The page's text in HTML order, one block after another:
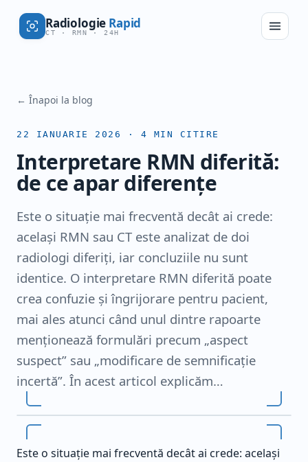
Radiologie Rapid
CT · RMN · 24H
← Înapoi la blog
22 IANUARIE 2026 · 4 MIN CITIRE
Interpretare RMN diferită:
de ce apar diferențe
Este o situație mai frecventă decât ai crede:
același RMN sau CT este analizat de doi
radiologi diferiți, iar concluziile nu sunt
identice. O interpretare RMN diferită poate
crea confuzie și îngrijorare pentru pacient,
mai ales atunci când unul dintre rapoarte
menționează formulări precum „aspect
suspect” sau „modificare de semnificație
incertă”. În acest articol explicăm…
Este o situație mai frecventă decât ai crede: același